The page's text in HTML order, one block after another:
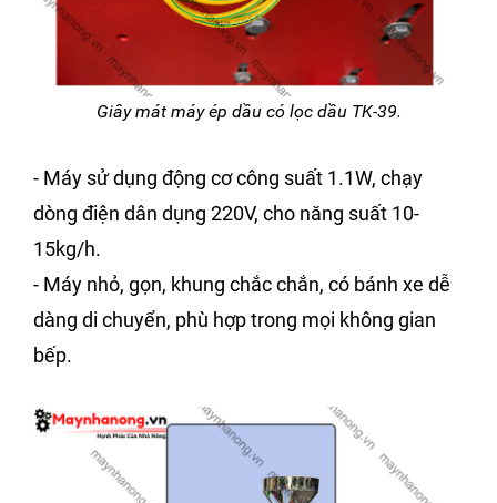
Giây mát máy ép dầu có lọc dầu TK-39.
- Máy sử dụng động cơ công suất 1.1W, chạy
dòng điện dân dụng 220V, cho năng suất 10-
15kg/h.
- Máy nhỏ, gọn, khung chắc chắn, có bánh xe dễ
dàng di chuyển, phù hợp trong mọi không gian
bếp.